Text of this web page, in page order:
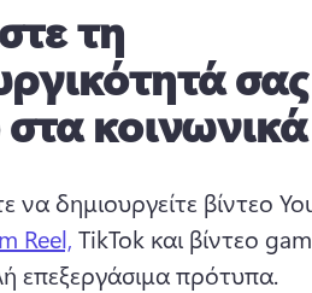
τη
στα
να δημιουργείτε βίντεο
Reel, TikTok και βίντεο
επεξεργάσιμα πρότυπα.